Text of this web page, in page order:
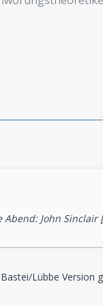
John Sinclair
Lübbe Version